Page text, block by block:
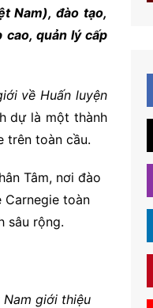
Nam), đào tạo,
quản lý cấp
về Huấn luyện
dự là một thành
trên toàn cầu.
Tâm, nơi đào
Carnegie toàn
sâu rộng.
Nam giới thiệu